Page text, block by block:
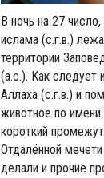
В ночь на 27
ислама (с.г.в.)
территории
(а.с.). Как следует
Аллаха (с.г.в.) и
животное по имени
короткий
Отдалённой
делали и прочие